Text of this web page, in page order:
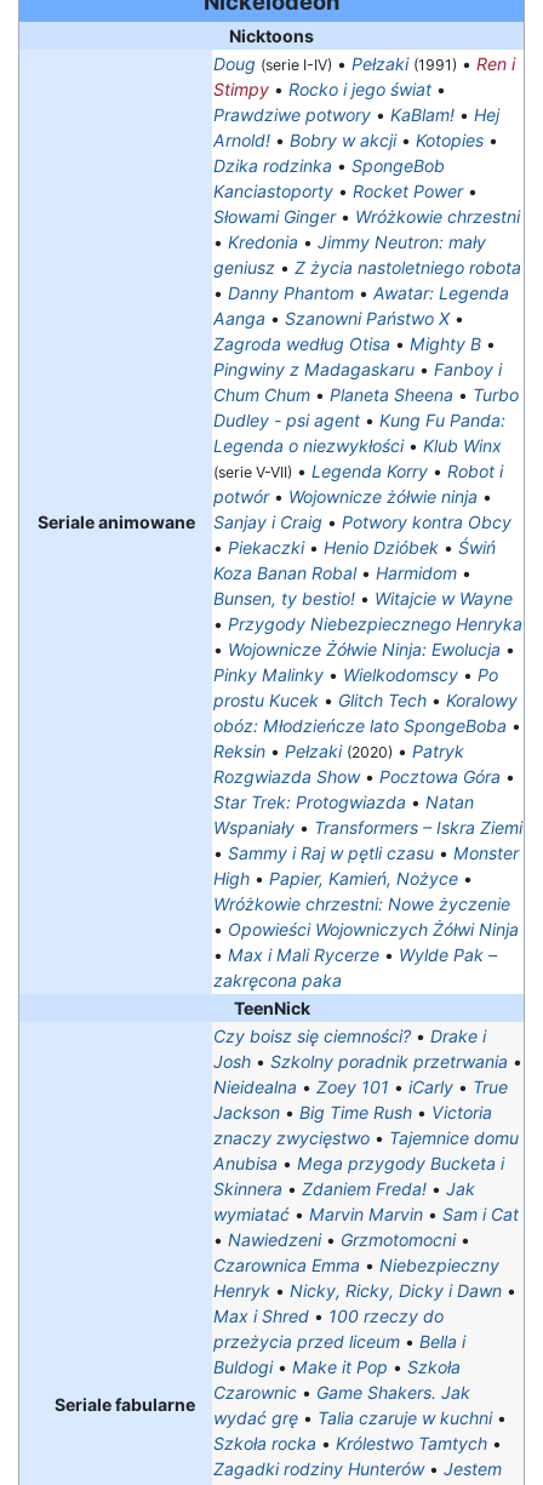
Nicktoons
Seriale animowane
Doug (serie I-IV) • Pełzaki (1991) • Ren i
Stimpy • Rocko i jego świat •
Prawdziwe potwory • KaBlam! • Hej
Arnold! • Bobry w akcji• Kotopies •
Dzika rodzinka • SpongeBob
Kanciastoporty • Rocket Power•
Słowami Ginger• Wróżkowie chrzestni
• Kredonia • Jimmy Neutron: mały
geniusz • Z życia nastoletniego robota
• Danny Phantom • Awatar: Legenda
Aanga • Szanowni Państwo X•
Zagroda według Otisa • Mighty B •
Pingwiny z Madagaskaru • Fanboy i
Chum Chum • Planeta Sheena • Turbo
Dudley - psi agent • Kung Fu Panda:
Legenda o niezwykłości• Klub Winx
(serie V-VII) • Legenda Korry • Robot i
potwór• Wojownicze żółwie ninja •
Sanjay i Craig • Potwory kontra Obcy
• Piekaczki• Henio Dzióbek • Świń
Koza Banan Robal• Harmidom •
Bunsen, ty bestio! • Witajcie w Wayne
• Przygody Niebezpiecznego Henryka
• Wojownicze Żółwie Ninja: Ewolucja •
Pinky Malinky • Wielkodomscy • Po
prostu Kucek • Glitch Tech • Koralowy
obóz: Młodzieńcze lato SpongeBoba •
Reksin • Pełzaki (2020) • Patryk
Rozgwiazda Show• Pocztowa Góra •
Star Trek: Protogwiazda • Natan
Wspaniały • Transformers – Iskra Ziemi
• Sammy i Raj w pętli czasu • Monster
High • Papier, Kamień, Nożyce •
Wróżkowie chrzestni: Nowe życzenie
• Opowieści Wojowniczych Żółwi Ninja
• Max i Mali Rycerze • Wylde Pak –
zakręcona paka
TeenNick
Seriale fabularne
Czy boisz się ciemności? • Drake i
Josh • Szkolny poradnik przetrwania •
Nieidealna • Zoey 101 • iCarly • True
Jackson • Big Time Rush • Victoria
znaczy zwycięstwo • Tajemnice domu
Anubisa • Mega przygody Bucketa i
Skinnera • Zdaniem Freda! • Jak
wymiatać • Marvin Marvin • Sam i Cat
• Nawiedzeni• Grzmotomocni•
Czarownica Emma • Niebezpieczny
Henryk • Nicky, Ricky, Dicky i Dawn •
Max i Shred • 100 rzeczy do
przeżycia przed liceum • Bella i
Buldogi• Make it Pop • Szkoła
Czarownic • Game Shakers. Jak
wydać grę • Talia czaruje w kuchni•
Szkoła rocka • Królestwo Tamtych •
Zagadki rodziny Hunterów• Jestem